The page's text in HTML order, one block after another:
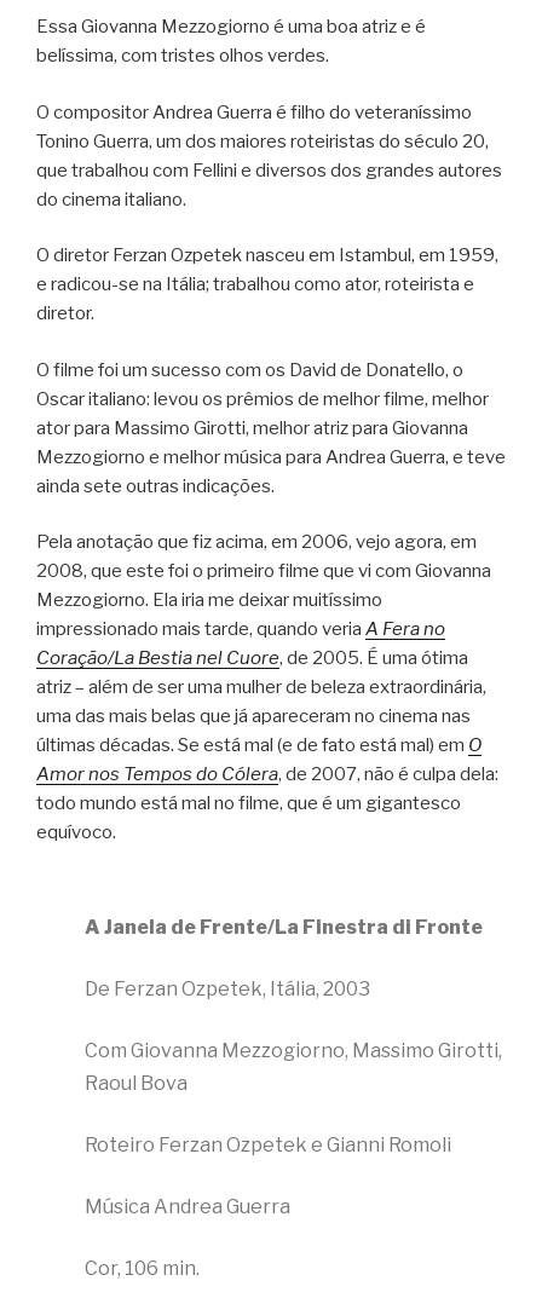
Essa Giovanna Mezzogiorno é uma boa atriz e é
belíssima, com tristes olhos verdes.
O compositor Andrea Guerra é filho do veteraníssimo
Tonino Guerra, um dos maiores roteiristas do século 20,
que trabalhou com Fellini e diversos dos grandes autores
do cinema italiano.
O diretor Ferzan Ozpetek nasceu em Istambul, em 1959,
e radicou-se na Itália; trabalhou como ator, roteirista e
diretor.
O filme foi um sucesso com os David de Donatello, o
Oscar italiano: levou os prêmios de melhor filme, melhor
ator para Massimo Girotti, melhor atriz para Giovanna
Mezzogiorno e melhor música para Andrea Guerra, e teve
ainda sete outras indicações.
Pela anotação que fiz acima, em 2006, vejo agora, em
2008, que este foi o primeiro filme que vi com Giovanna
Mezzogiorno. Ela iria me deixar muitíssimo
impressionado mais tarde, quando veria A Fera no
Coração/La Bestia nel Cuore, de 2005. É uma ótima
atriz – além de ser uma mulher de beleza extraordinária,
uma das mais belas que já apareceram no cinema nas
últimas décadas. Se está mal (e de fato está mal) em O
Amor nos Tempos do Cólera, de 2007, não é culpa dela:
todo mundo está mal no filme, que é um gigantesco
equívoco.
A Janela de Frente/La Finestra di Fronte
De Ferzan Ozpetek, Itália, 2003
Com Giovanna Mezzogiorno, Massimo Girotti,
Raoul Bova
Roteiro Ferzan Ozpetek e Gianni Romoli
Música Andrea Guerra
Cor, 106 min.